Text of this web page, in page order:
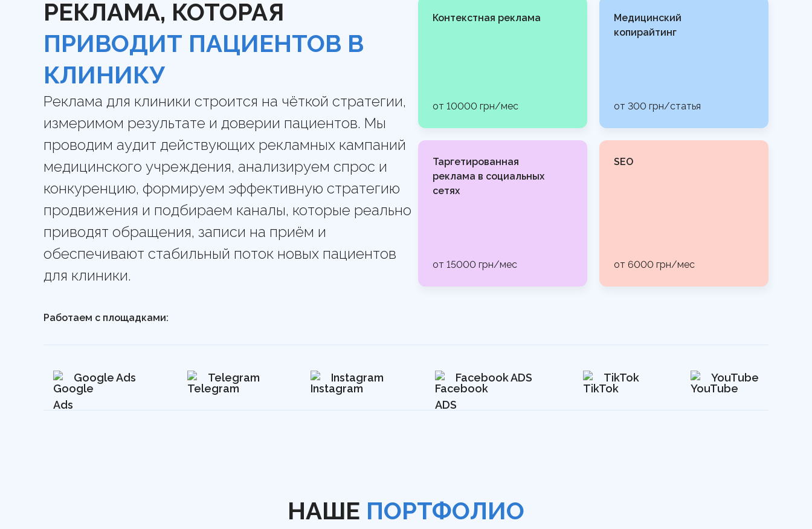
подчёркиваем профессионализм врачей, высокие стандарты
безопасности, сервиса и качество медицинских услуг, чтобы
клиника занимала высокие позиции в Google и вызывала
доверие.
РЕКЛАМА, КОТОРАЯ
ПРИВОДИТ ПАЦИЕНТОВ В
КЛИНИКУ
Реклама для клиники строится на чёткой стратегии,
измеримом результате и доверии пациентов. Мы
проводим аудит действующих рекламных кампаний
медицинского учреждения, анализируем спрос и
конкуренцию, формируем эффективную стратегию
продвижения и подбираем каналы, которые реально
приводят обращения, записи на приём и
обеспечивают стабильный поток новых пациентов
для клиники.
Контекстная реклама
от 10000 грн/мес
Медицинский
копирайтинг
от 300 грн/статья
Таргетированная
реклама в социальных
сетях
от 15000 грн/мес
SEO
от 6000 грн/мес
Работаем с площадками:
Google Ads Telegram Instagram Facebook ADS TikTok YouTube
НАШЕ ПОРТФОЛИО